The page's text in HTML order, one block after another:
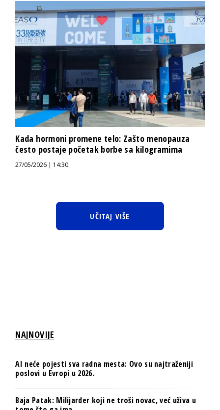
Kada hormoni promene telo: Zašto menopauza
često postaje početak borbe sa kilogramima
27/05/2026 | 14:30
UČITAJ VIŠE
NAJNOVIJE
AI neće pojesti sva radna mesta: Ovo su najtraženiji
poslovi u Evropi u 2026.
Baja Patak: Milijarder koji ne troši novac, već uživa u